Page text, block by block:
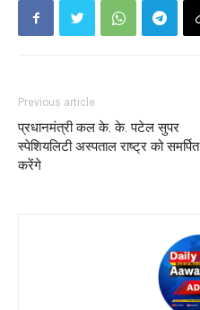
Previous article
प्रधानमंत्री कल के. के. पटेल सुपर
स्पेशियलिटी अस्पताल राष्ट्र को समर्पित
करेंगे